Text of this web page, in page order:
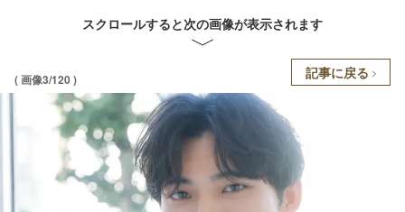
スクロールすると次の画像が表示されます
( 画像3/120 ) 記事に戻る